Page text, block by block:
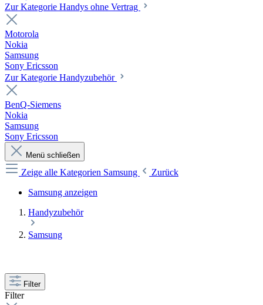
Zur Kategorie Handys ohne Vertrag
Motorola
Nokia
Samsung
Sony Ericsson
Zur Kategorie Handyzubehör
BenQ-Siemens
Nokia
Samsung
Sony Ericsson
Menü schließen
Zeige alle Kategorien Samsung
Zurück
Samsung anzeigen
Handyzubehör
Samsung
Filter
Filter